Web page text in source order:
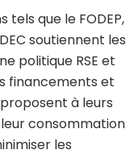
tels que le FODEP,
soutiennent les
politique RSE et
financements et
à leurs
consommation
les